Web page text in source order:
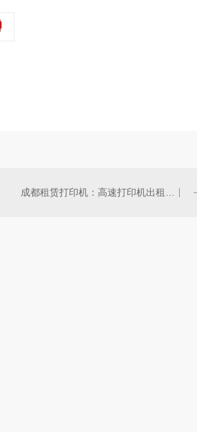
成都租赁打印机：高速打印机出租服务一应俱全